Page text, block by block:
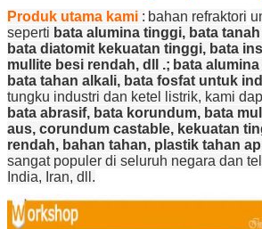
Produk utama kami : bahan refraktori
seperti bata alumina tinggi, bata
bata diatomit kekuatan tinggi, bata
mullite besi rendah, dll .; bata
bata tahan alkali, bata fosfat untuk
tungku industri dan ketel listrik, kami
bata abrasif, bata korundum, bata
aus, corundum castable, kekuatan
rendah, bahan tahan, plastik tahan
sangat populer di seluruh negara dan
India, Iran, dll.